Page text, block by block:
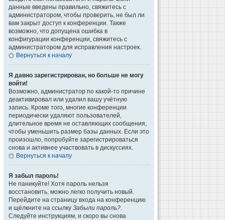
данные введены правильно, свяжитесь с
администратором, чтобы проверить, не был ли
вам закрыт доступ к конференции. Также
возможно, что допущена ошибка в
конфигурации конференции, свяжитесь с
администратором для исправления настроек.
Вернуться к началу
Я давно зарегистрирован, но больше не могу
войти!
Возможно, администратор по какой-то причине
деактивировал или удалил вашу учётную
запись. Кроме того, многие конференции
периодически удаляют пользователей,
длительное время не оставляющих сообщения,
чтобы уменьшить размер базы данных. Если это
произошло, попробуйте зарегистрироваться
снова и активнее участвовать в дискуссиях.
Вернуться к началу
Я забыл пароль!
Не паникуйте! Хотя пароль нельзя
восстановить, можно легко получить новый.
Перейдите на страницу входа на конференцию
и щёлкните на ссылку Забыли пароль?.
Следуйте инструкциям, и скоро вы снова